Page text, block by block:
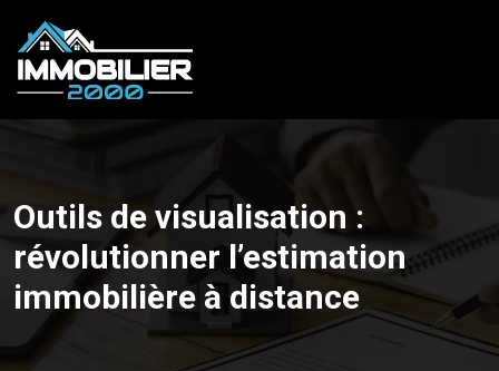
Outils de visualisation :
révolutionner l’estimation
immobilière à distance